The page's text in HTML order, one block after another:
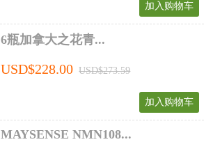
加入购物车
6瓶加拿大之花青...
USD$228.00 USD$273.59
加入购物车
MAYSENSE NMN108...